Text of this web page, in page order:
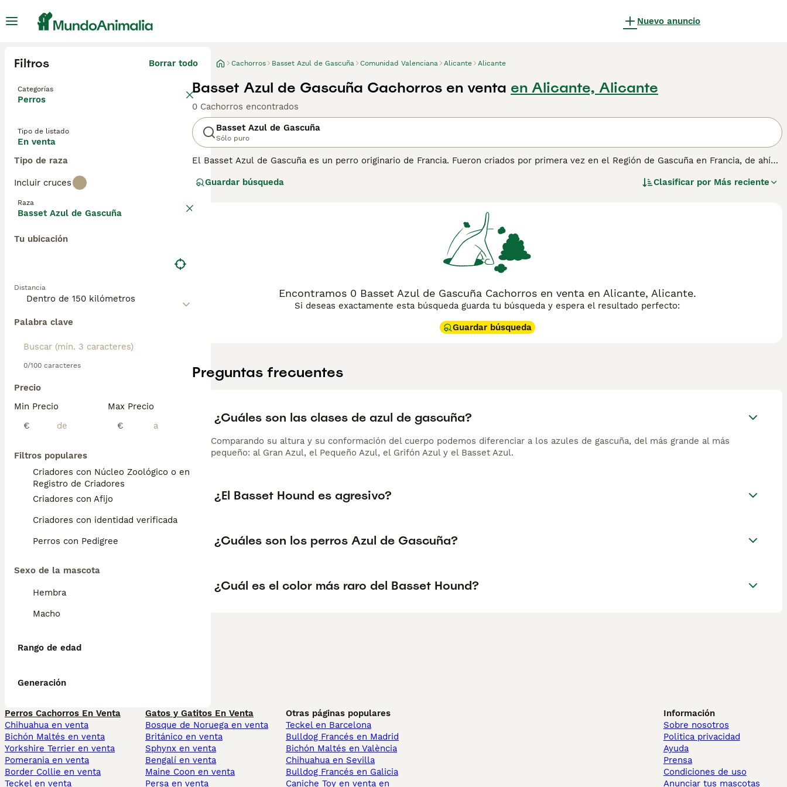
Nuevo anuncio
Filtros Borrar todo
Categorías
Perros
Tipo de listado
En venta
Tipo de raza
Incluir cruces
Raza
Basset Azul de Gascuña
Tu ubicación
Distancia
Palabra clave
0/100 caracteres
Precio
Min Precio
€
Max Precio
€
Filtros populares
Criadores con Núcleo Zoológico o en el
Registro de Criadores
Criadores con Afijo
Criadores con identidad verificada
Perros con Pedigree
Sexo de la mascota
Hembra
Macho
Rango de edad
Generación
Cachorros Basset Azul de Gascuña Comunidad Valenciana Alicante Alicante
Basset Azul de Gascuña Cachorros en venta en Alicante, Alicante
0 Cachorros encontrados
Basset Azul de Gascuña
Sólo puro
El Basset Azul de Gascuña es un perro originario de Francia. Fueron criados por primera vez en el Región de Gascuña en Francia, de ahí
afectuosos perros de familia. El Basset Azul de Gascuña fue reconocido como una raza distinta por el Kennel Club en la década de 1990,
página de consejos de compra de Basset Azul de Gascuña
Guardar búsqueda Clasificar por Más reciente
Encontramos 0 Basset Azul de Gascuña Cachorros en venta en Alicante, Alicante.
Si deseas exactamente esta búsqueda guarda tu búsqueda y espera el resultado perfecto:
Guardar búsqueda
Preguntas frecuentes
¿Cuáles son las clases de azul de gascuña?
Comparando su altura y su conformación del cuerpo podemos diferenciar a los azules de gascuña, del más grande al más
pequeño: al Gran Azul, el Pequeño Azul, el Grifón Azul y el Basset Azul.
¿El Basset Hound es agresivo?
¿Cuáles son los perros Azul de Gascuña?
¿Cuál es el color más raro del Basset Hound?
Perros Cachorros En Venta
Chihuahua en venta
Bichón Maltés en venta
Yorkshire Terrier en venta
Pomerania en venta
Border Collie en venta
Teckel en venta
Gatos y Gatitos En Venta
Bosque de Noruega en venta
Británico en venta
Sphynx en venta
Bengalí en venta
Maine Coon en venta
Persa en venta
Otras páginas populares
Teckel en Barcelona
Bulldog Francés en Madrid
Bichón Maltés en València
Chihuahua en Sevilla
Bulldog Francés en Galicia
Caniche Toy en venta en
Información
Sobre nosotros
Politica privacidad
Ayuda
Prensa
Condiciones de uso
Anunciar tus mascotas